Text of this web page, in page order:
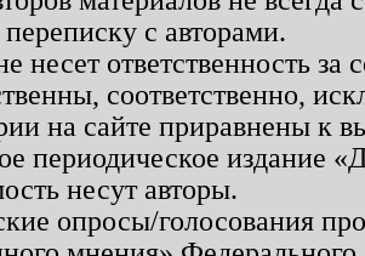
переписку с авторами.
несет ответственность
соответственно,
на сайте приравнены к
периодическое издание
несут авторы.
опросы/голосования